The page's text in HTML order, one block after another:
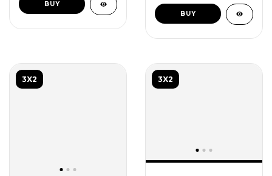
BUY
BUY
3X2 3X2